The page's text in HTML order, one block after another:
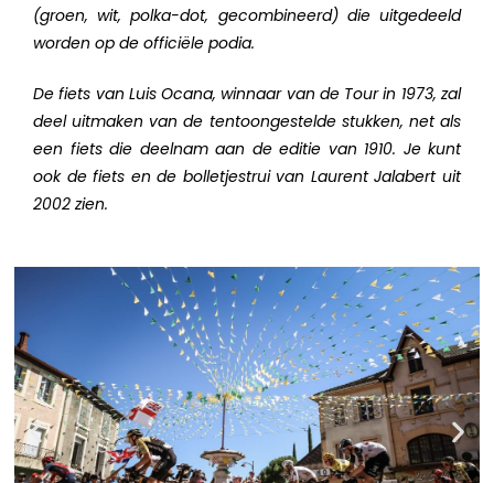
(groen, wit, polka-dot, gecombineerd) die uitgedeeld
worden op de officiële podia.
De fiets van Luis Ocana, winnaar van de Tour in 1973, zal
deel uitmaken van de tentoongestelde stukken, net als
een fiets die deelnam aan de editie van 1910. Je kunt
ook de fiets en de bolletjestrui van Laurent Jalabert uit
2002 zien.